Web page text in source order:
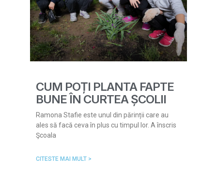
CUM POȚI PLANTA FAPTE
BUNE ÎN CURTEA ȘCOLII
Ramona Stafie este unul din părinții care au
ales să facă ceva în plus cu timpul lor. A înscris
Şcoala
CITESTE MAI MULT >